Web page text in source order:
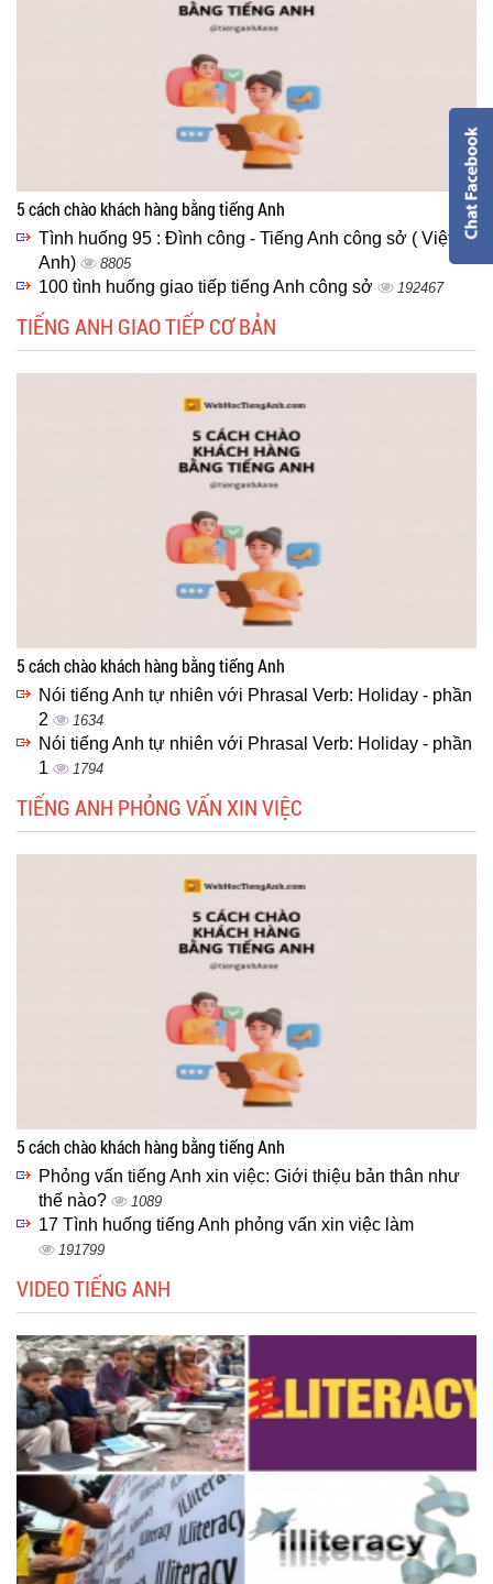
5 cách chào khách hàng bằng tiếng Anh
Tình huống 95 : Đình công - Tiếng Anh công sở ( Việt -
Anh)
8805
100 tình huống giao tiếp tiếng Anh công sở 192467
TIẾNG ANH GIAO TIẾP CƠ BẢN
5 cách chào khách hàng bằng tiếng Anh
Nói tiếng Anh tự nhiên với Phrasal Verb: Holiday - phần
2
1634
Nói tiếng Anh tự nhiên với Phrasal Verb: Holiday - phần
1
1794
TIẾNG ANH PHỎNG VẤN XIN VIỆC
5 cách chào khách hàng bằng tiếng Anh
Phỏng vấn tiếng Anh xin việc: Giới thiệu bản thân như
thế nào?
1089
17 Tình huống tiếng Anh phỏng vấn xin việc làm
191799
VIDEO TIẾNG ANH